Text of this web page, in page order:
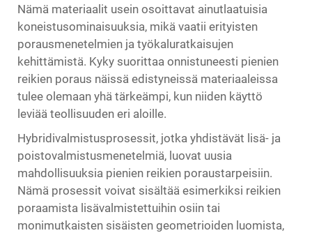
Nämä materiaalit usein osoittavat ainutlaatuisia
koneistusominaisuuksia, mikä vaatii erityisten
porausmenetelmien ja työkaluratkaisujen
kehittämistä. Kyky suorittaa onnistuneesti pienien
reikien poraus näissä edistyneissä materiaaleissa
tulee olemaan yhä tärkeämpi, kun niiden käyttö
leviää teollisuuden eri aloille.
Hybridivalmistusprosessit, jotka yhdistävät lisä- ja
poistovalmistusmenetelmiä, luovat uusia
mahdollisuuksia pienien reikien poraustarpeisiin.
Nämä prosessit voivat sisältää esimerkiksi reikien
poraamista lisävalmistettuihin osiin tai
monimutkaisten sisäisten geometrioiden luomista,